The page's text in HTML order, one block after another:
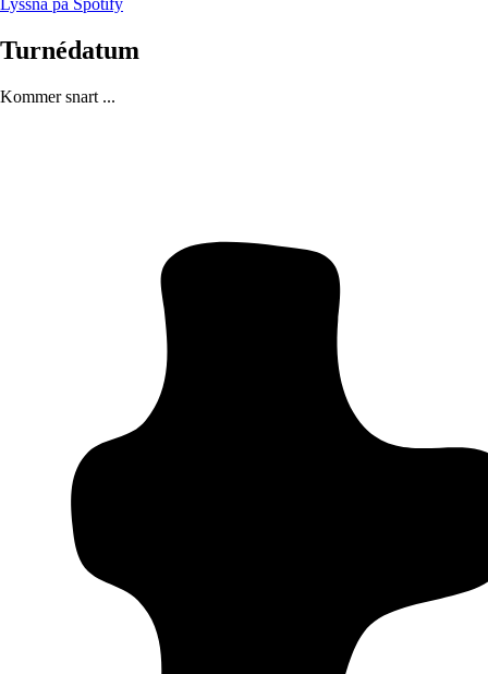
Lyssna på Spotify
Turnédatum
Kommer snart ...